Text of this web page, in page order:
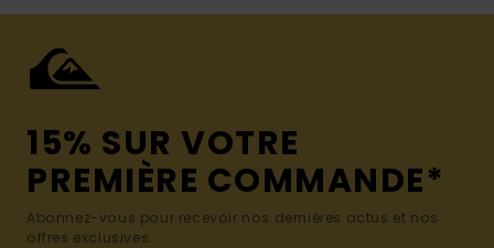
15% SUR VOTRE
PREMIÈRE COMMANDE*
Abonnez-vous pour recevoir nos dernières actus et nos
offres exclusives.